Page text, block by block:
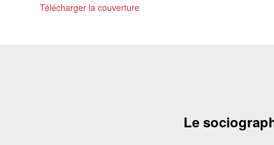
Télécharger la couverture
Le